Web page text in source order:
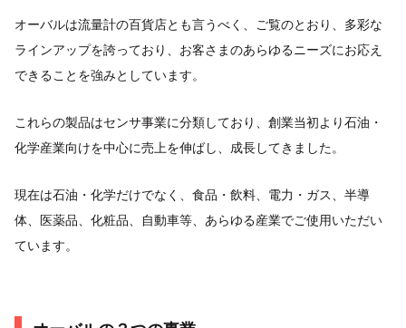
オーバルは流量計の百貨店とも言うべく、ご覧のとおり、多彩な
ラインアップを誇っており、お客さまのあらゆるニーズにお応え
できることを強みとしています。
これらの製品はセンサ事業に分類しており、創業当初より石油・
化学産業向けを中心に売上を伸ばし、成長してきました。
現在は石油・化学だけでなく、食品・飲料、電力・ガス、半導
体、医薬品、化粧品、自動車等、あらゆる産業でご使用いただい
ています。